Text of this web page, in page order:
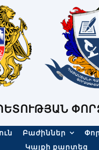
Բաժիններ
Կայքի քարտեզ